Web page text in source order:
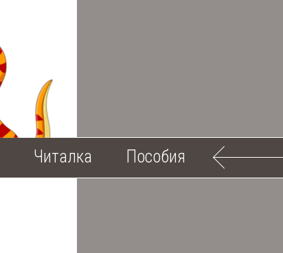
Читалка Пособия